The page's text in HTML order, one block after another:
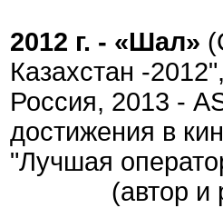
2012 г. - «Шал»
Казахстан -
Россия, 2013 -
достижения в
"Лучшая
(автор и